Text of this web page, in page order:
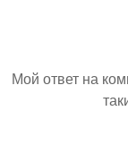
Мой ответ на